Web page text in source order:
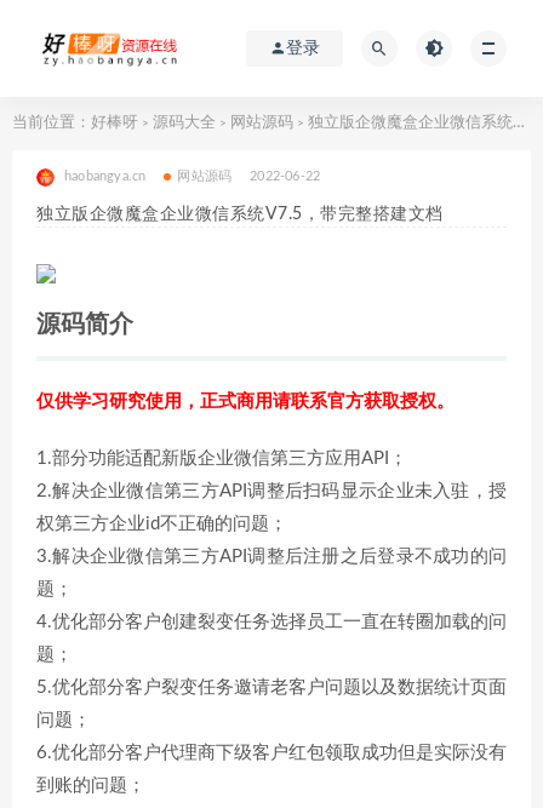
登录
当前位置： 好棒呀 > 源码大全 > 网站源码 > 独立版企微魔盒企业微信系统V7.5，带完整搭建文档
haobangya.cn 网站源码 2022-06-22
独立版企微魔盒企业微信系统V7.5，带完整搭建文档
源码简介
仅供学习研究使用，正式商用请联系官方获取授权。
1.部分功能适配新版企业微信第三方应用API；
2.解决企业微信第三方API调整后扫码显示企业未入驻，授
权第三方企业id不正确的问题；
3.解决企业微信第三方API调整后注册之后登录不成功的问
题；
4.优化部分客户创建裂变任务选择员工一直在转圈加载的问
题；
5.优化部分客户裂变任务邀请老客户问题以及数据统计页面
问题；
6.优化部分客户代理商下级客户红包领取成功但是实际没有
到账的问题；